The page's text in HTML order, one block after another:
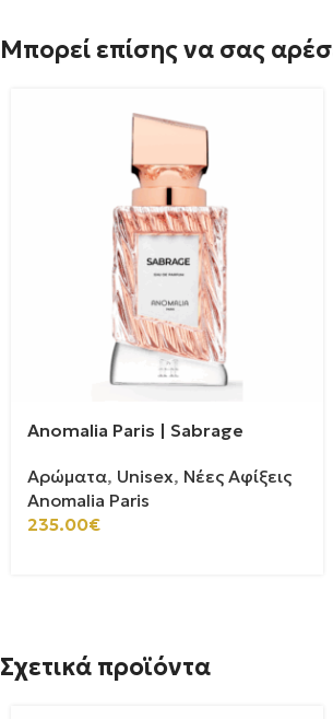
Μπορεί επίσης να σας
Anomalia Paris | Sabrage
Αρώματα, Unisex, Νέες Αφίξεις
Anomalia Paris
235.00€
Σχετικά προϊόντα